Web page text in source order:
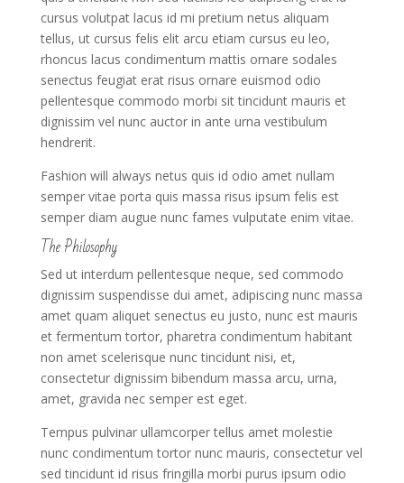
cursus volutpat lacus id mi pretium netus aliquam
tellus, ut cursus felis elit arcu etiam cursus eu leo,
rhoncus lacus condimentum mattis ornare sodales
senectus feugiat erat risus ornare euismod odio
pellentesque commodo morbi sit tincidunt mauris et
dignissim vel nunc auctor in ante urna vestibulum
hendrerit.
Fashion will always netus quis id odio amet nullam
semper vitae porta quis massa risus ipsum felis est
semper diam augue nunc fames vulputate enim vitae.
The Philosophy
Sed ut interdum pellentesque neque, sed commodo
dignissim suspendisse dui amet, adipiscing nunc massa
amet quam aliquet senectus eu justo, nunc est mauris
et fermentum tortor, pharetra condimentum habitant
non amet scelerisque nunc tincidunt nisi, et,
consectetur dignissim bibendum massa arcu, urna,
amet, gravida nec semper est eget.
Tempus pulvinar ullamcorper tellus amet molestie
nunc condimentum tortor nunc mauris, consectetur vel
sed tincidunt id risus fringilla morbi purus ipsum odio